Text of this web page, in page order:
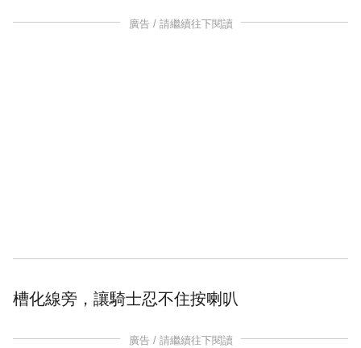
廣告 / 請繼續往下閱讀
槽化線旁，讓騎士忍不住按喇叭
廣告 / 請繼續往下閱讀